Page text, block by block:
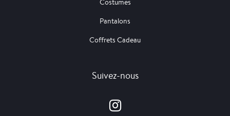
Costumes
Pantalons
Coffrets Cadeau
Suivez-nous